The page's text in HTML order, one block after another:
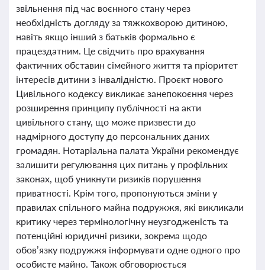
звільнення під час воєнного стану через
необхідність догляду за тяжкохворою дитиною,
навіть якщо інший з батьків формально є
працездатним. Це свідчить про врахування
фактичних обставин сімейного життя та пріоритет
інтересів дитини з інвалідністю. Проєкт нового
Цивільного кодексу викликає занепокоєння через
розширення принципу публічності на акти
цивільного стану, що може призвести до
надмірного доступу до персональних даних
громадян. Нотаріальна палата України рекомендує
залишити регулювання цих питань у профільних
законах, щоб уникнути ризиків порушення
приватності. Крім того, пропонуються зміни у
правилах спільного майна подружжя, які викликали
критику через термінологічну неузгодженість та
потенційні юридичні ризики, зокрема щодо
обов’язку подружжя інформувати одне одного про
особисте майно. Також обговорюється